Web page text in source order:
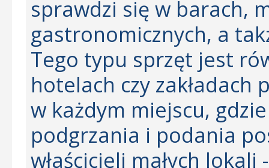
sprawdzi się w barach,
gastronomicznych, a
Tego typu sprzęt jest
hotelach czy
w każdym miejscu,
podgrzania i podania
właścicieli małych